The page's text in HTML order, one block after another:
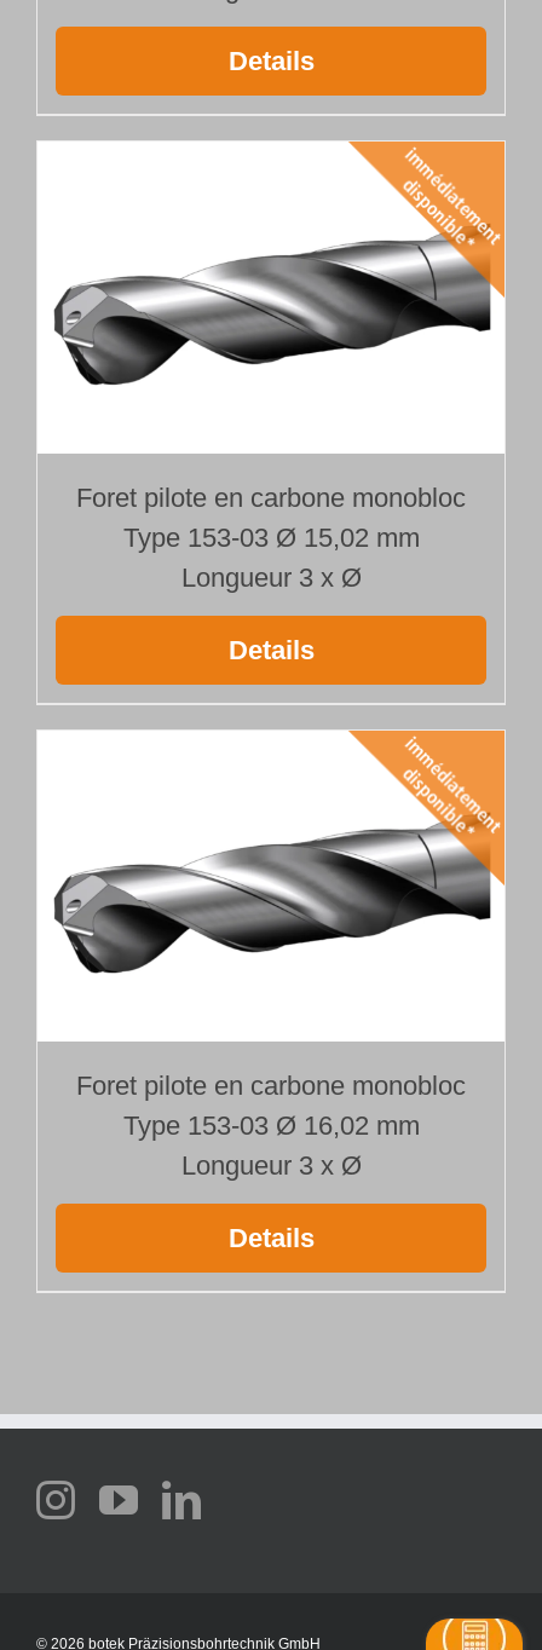
Details
Foret pilote en carbone monobloc
Type 153-03 Ø 15,02 mm
Longueur 3 x Ø
Details
Foret pilote en carbone monobloc
Type 153-03 Ø 16,02 mm
Longueur 3 x Ø
Details
© 2026 botek Präzisionsbohrtechnik GmbH